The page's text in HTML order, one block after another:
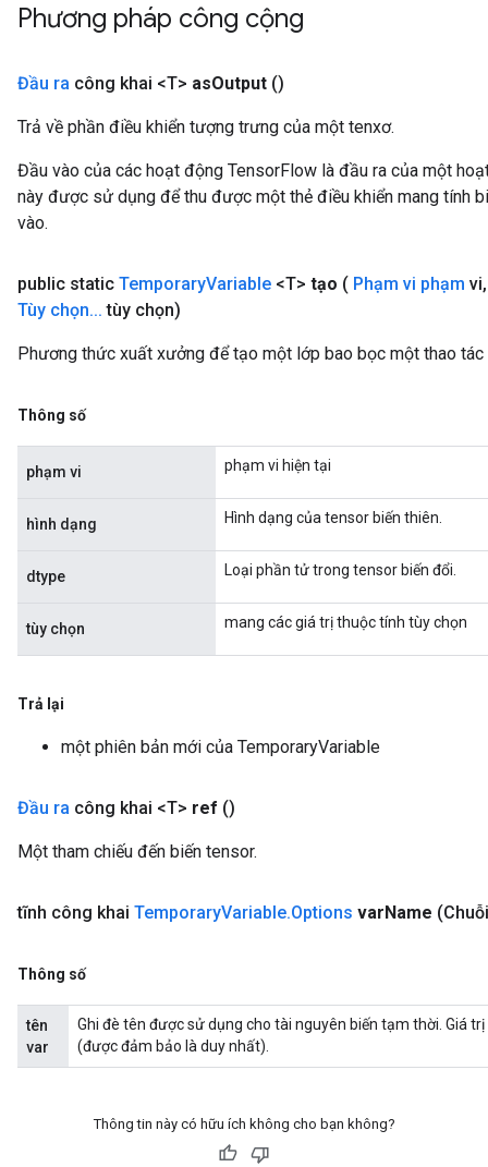
Phương pháp công cộng
Đầu ra công khai <T> asOutput ()
Trả về phần điều khiển tượng trưng của một tenxơ.
Đầu vào của các hoạt động TensorFlow là đầu ra của một
này được sử dụng để thu được một thẻ điều khiển mang tính
vào.
public static TemporaryVariable <T> tạo ( Phạm vi phạm vi,
Tùy chọn... tùy chọn)
Phương thức xuất xưởng để tạo một lớp bao bọc một thao tác
Thông số
phạm vi phạm vi hiện tại
hình dạng Hình dạng của tensor biến thiên.
dtype Loại phần tử trong tensor biến đổi.
tùy chọn mang các giá trị thuộc tính tùy chọn
Trả lại
một phiên bản mới của TemporaryVariable
Đầu ra công khai <T> ref ()
Một tham chiếu đến biến tensor.
tĩnh công khai TemporaryVariable.Options varName
Thông số
tên
var
Ghi đè tên được sử dụng cho tài nguyên biến tạm thời. Giá
(được đảm bảo là duy nhất).
Thông tin này có hữu ích không cho bạn không?